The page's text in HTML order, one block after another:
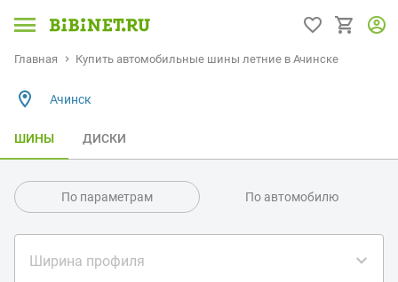
Главная Купить автомобильные шины летние в Ачинске
Ачинск
ШИНЫ ДИСКИ
По параметрам По автомобилю
Ширина профиля